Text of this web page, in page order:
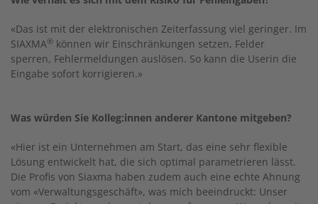
«Das ist mit der elektronischen Zeiterfassung viel geringer. Im
SIAXMA® können wir Einschränkungen setzen, Felder
sperren, Fehlermeldungen auslösen. So kann die Userin die
Eingabe sofort korrigieren.»
Was würden Sie Kolleg:innen anderer Kantone mitgeben?
«Hier ist ein Unternehmen am Start, das eine sehr flexible
Lösung entwickelt hat, die sich optimal parametrieren lässt.
Die Profis von Siaxma haben zudem auch eine echte Ahnung
vom «Verwaltungsgeschäft», was mich beeindruckt: Unser